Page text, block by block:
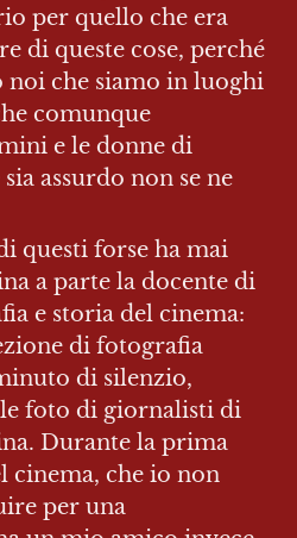
per quello che era
di queste cose, perché
noi che siamo in luoghi
comunque
e le donne di
assurdo non se ne
questi forse ha mai
a parte la docente di
e storia del cinema:
di fotografia
di silenzio,
foto di giornalisti di
Durante la prima
cinema, che io non
per una